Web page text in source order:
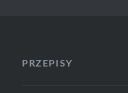
PRZEPISY